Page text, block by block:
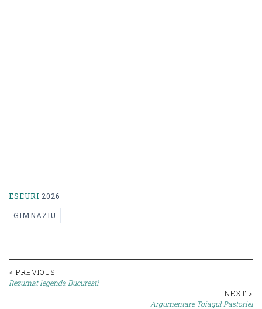
ESEURI 2026
GIMNAZIU
Post
< PREVIOUS
Rezumat legenda Bucuresti
NEXT >
Argumentare Toiagul Pastoriei